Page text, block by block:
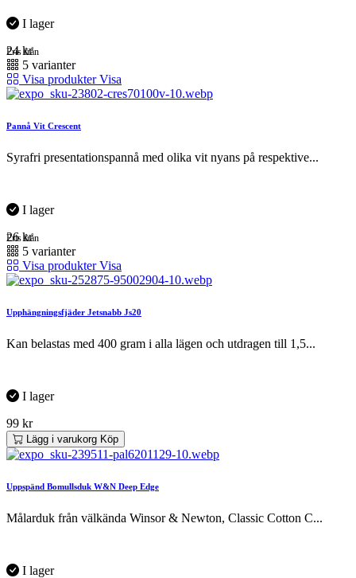
I lager
Pris från
24kr
5 varianter
Visa produkter Visa
Pannå Vit Crescent
Syrafri presentationspannå med olika vit nyans på respektive...
I lager
Pris från
26kr
5 varianter
Visa produkter Visa
Upphängningsfjäder Jetsnabb Js20
Kan belastas med 400 gram i alla lägen och utdragen till 1,5...
I lager
99 kr
Lägg i varukorg Köp
Uppspänd Bomullsduk W&N Deep Edge
Målarduk från välkända Winsor & Newton, Classic Cotton C...
I lager